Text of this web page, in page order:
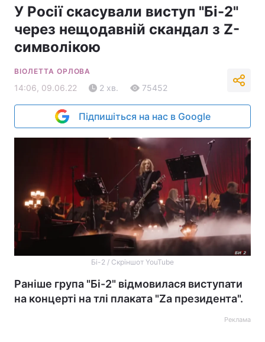
У Росії скасували виступ "Бі-2"
через нещодавній скандал з Z-
символікою
ВІОЛЕТТА ОРЛОВА
14:06, 09.06.22 2 хв. 75452
Підпишіться на нас в Google
Бі-2 / Скріншот YouTube
Раніше група "Бі-2" відмовилася виступати
на концерті на тлі плаката "Za президента".
Реклама